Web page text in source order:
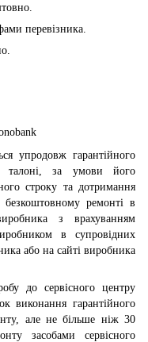
перевізника.
упродовж гарантійного
талоні, за умови його
строку та дотримання
безкоштовному ремонті в
з врахуванням
в супровідних
або на сайті виробника
до сервісного центру
виконання гарантійного
але не більше ніж 30
засобами сервісного